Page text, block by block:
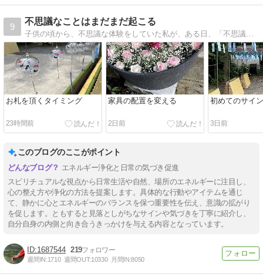
9
不思議なことはまだまだ起こる
子供の頃から、不思議な体験をしていた私が、ある日、「不思議なことはまだまだ起こる」という言葉を頭の中で聞き、その言葉通りの不思議な体験をすることになった話です
お札を頂くタイミング
23時間前
家具の配置を変える
2日前
初めてのサイン
3日前
このブログのここがポイント
エネルギー浄化と日常の気づき促進
スピリチュアルな視点から日常生活や自然、場所のエネルギーに注目し、
心の整え方や浄化の方法を提案します。具体的な行動やアイテムを通じ
て、静かに心とエネルギーのバランスを保つ重要性を伝え、意識の拡がり
を促します。ともすると見落としがちなサインや気づきを丁寧に紹介し、
自分自身の内側と向き合うきっかけを与える内容となっています。
1687544 219
週間IN:1710 週間OUT:10330 月間IN:8050